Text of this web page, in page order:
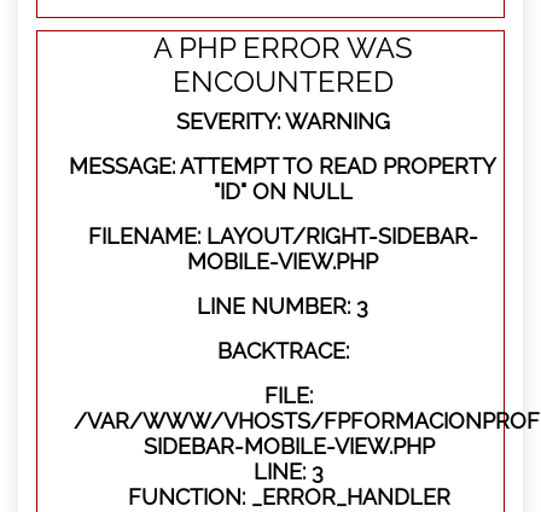
A PHP ERROR WAS
ENCOUNTERED
SEVERITY: WARNING
MESSAGE: ATTEMPT TO READ PROPERTY
"ID" ON NULL
FILENAME: LAYOUT/RIGHT-SIDEBAR-
MOBILE-VIEW.PHP
LINE NUMBER: 3
BACKTRACE:
FILE:
/VAR/WWW/VHOSTS/
SIDEBAR-MOBILE-VIEW.PHP
LINE: 3
FUNCTION: _ERROR_HANDLER